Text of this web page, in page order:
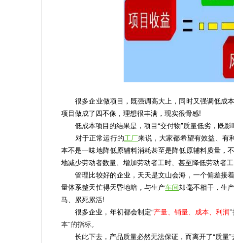
很多企业做项目，既强调高大上，同时又强调低成
项目做成了四不像，理想很丰满，现实很骨感!
低成本项目的结果是，项目“交付物”质量低劣，既影
对于正常运行的工厂来说，大家都希望有效益、有
本不是一味地降低原辅料消耗甚至是降低原辅料质量，
地减少劳动者数量、增加劳动者工时、甚至降低劳动者工
管理比较好的企业，天天是文山会海，一个偏差接
量体系整天忙得天昏地暗，与生产车间却毫不相干，生
马、累死累活!
很多企业，年初都会制定“产量、销量、成本、利润
本”的指标。
长此下去，产品质量必然无法保证，而离开了“质量”